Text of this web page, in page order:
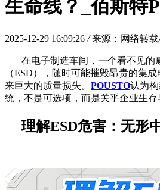
生命线？_佰斯特
2025-12-29 16:09:26 / 来源：网络转载
在电子制造车间，一个看不见的
（ESD），随时可能摧毁昂贵的集
来巨大的质量损失。 POUSTO认为
统，不是可选项，而是关乎企业生存
理解ESD危害：无形